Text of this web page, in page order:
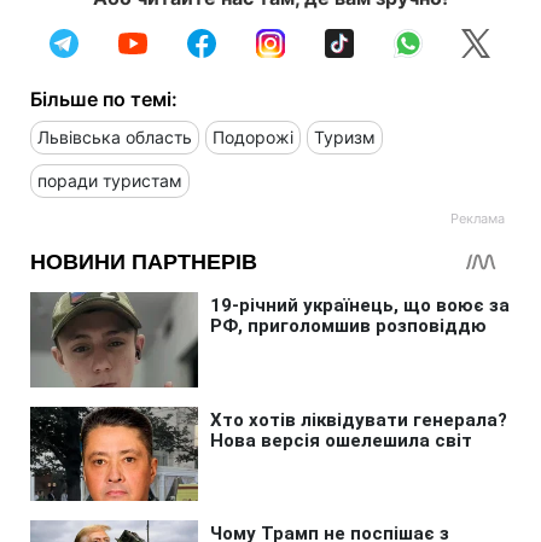
Більше по темі:
Львівська область Подорожі Туризм
поради туристам